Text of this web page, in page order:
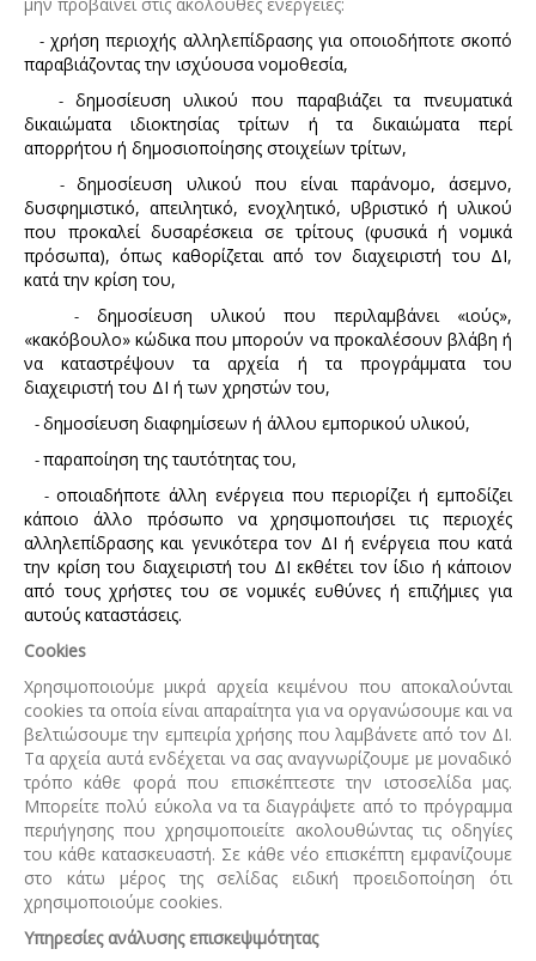
- χρήση περιοχής αλληλεπίδρασης για οποιοδήποτε σκοπό
παραβιάζοντας την ισχύουσα νομοθεσία,
- δημοσίευση υλικού που παραβιάζει τα πνευματικά
δικαιώματα ιδιοκτησίας τρίτων ή τα δικαιώματα περί
απορρήτου ή δημοσιοποίησης στοιχείων τρίτων,
-δημοσίευση υλικού που είναι παράνομο, άσεμνο,
δυσφημιστικό, απειλητικό, ενοχλητικό, υβριστικό ή υλικού
που προκαλεί δυσαρέσκεια σε τρίτους (φυσικά ή νομικά
πρόσωπα), όπως καθορίζεται από τον διαχειριστή του ΔΙ,
κατά την κρίση του,
- δημοσίευση υλικού που περιλαμβάνει «ιούς»,
«κακόβουλο» κώδικα που μπορούν να προκαλέσουν βλάβη ή
να καταστρέψουν τα αρχεία ή τα προγράμματα του
διαχειριστή του ΔΙ ή των χρηστών του,
-δημοσίευση διαφημίσεων ή άλλου εμπορικού υλικού,
-παραποίηση της ταυτότητας του,
-οποιαδήποτε άλλη ενέργεια που περιορίζει ή εμποδίζει
κάποιο άλλο πρόσωπο να χρησιμοποιήσει τις περιοχές
αλληλεπίδρασης και γενικότερα τον ΔΙ ή ενέργεια που κατά
την κρίση του διαχειριστή του ΔΙ εκθέτει τον ίδιο ή κάποιον
από τους χρήστες του σε νομικές ευθύνες ή επιζήμιες για
αυτούς καταστάσεις.
Cookies
Χρησιμοποιούμε μικρά αρχεία κειμένου που αποκαλούνται
cookies τα οποία είναι απαραίτητα για να οργανώσουμε και να
βελτιώσουμε την εμπειρία χρήσης που λαμβάνετε από τον ΔΙ.
Τα αρχεία αυτά ενδέχεται να σας αναγνωρίζουμε με μοναδικό
τρόπο κάθε φορά που επισκέπτεστε την ιστοσελίδα μας.
Μπορείτε πολύ εύκολα να τα διαγράψετε από το πρόγραμμα
περιήγησης που χρησιμοποιείτε ακολουθώντας τις οδηγίες
του κάθε κατασκευαστή. Σε κάθε νέο επισκέπτη εμφανίζουμε
στο κάτω μέρος της σελίδας ειδική προειδοποίηση ότι
χρησιμοποιούμε cookies.
Υπηρεσίες ανάλυσης επισκεψιμότητας